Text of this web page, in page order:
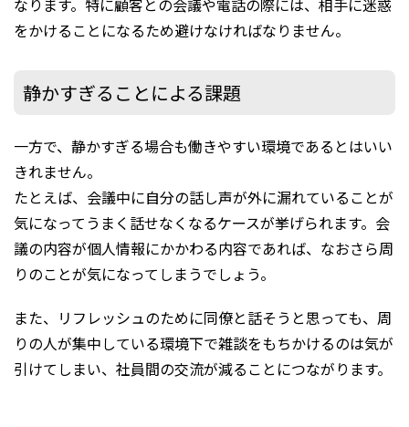
なります。特に顧客との会議や電話の際には、相手に迷惑
をかけることになるため避けなければなりません。
静かすぎることによる課題
一方で、静かすぎる場合も働きやすい環境であるとはいい
きれません。
たとえば、会議中に自分の話し声が外に漏れていることが
気になってうまく話せなくなるケースが挙げられます。会
議の内容が個人情報にかかわる内容であれば、なおさら周
りのことが気になってしまうでしょう。
また、リフレッシュのために同僚と話そうと思っても、周
りの人が集中している環境下で雑談をもちかけるのは気が
引けてしまい、社員間の交流が減ることにつながります。